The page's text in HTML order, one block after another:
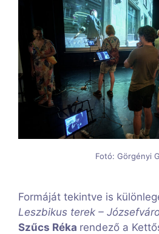
Fotó: Görgényi
Formáját tekintve is
Leszbikus terek –
Szűcs Réka rendező a